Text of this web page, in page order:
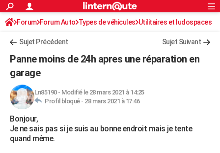
ACTUALITÉS
Politique
Société
Faits Divers
Education
Monde
Villes
+
FINANCE
Retraite
Impôts
Epargne
Immobilier
Risques naturels par ville
Banque
Assurance
Crédit
AUTO
Essais
Réserver un essai
Citadines
Berlines
SUV
Forum auto
HIGH-TECH
Mobiles
Meilleur smartphone
Internet
Ordinateurs
Jeux vidéo
Guide high-tech
+BRICOLAGE
Rechercher
S'inscrire
Connexion
Forum Forum Auto Types de véhicules Utilitaires et ludospaces
Sujet Précédent Sujet Suivant
Panne moins de 24h apres une réparation en
garage
Ln85190- Modifié le 28 mars 2021 à 14:25
Profil bloqué - 28 mars 2021 à 17:46
Bonjour,
Je ne sais pas si je suis au bonne endroit mais je tente
quand même.